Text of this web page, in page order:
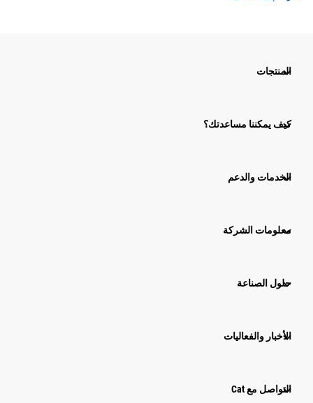
المنتجات
كيف يمكننا مساعدتك؟
الخدمات والدعم
معلومات الشركة
حلول الصناعة
الأخبار والفعاليات
التواصل مع Cat